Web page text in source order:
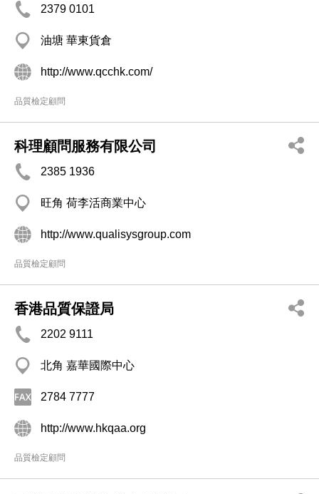
2379 0101
油塘 華東貨倉
http://www.qcchk.com/
品質檢定顧問
科理顧問服務有限公司
2385 1936
旺角 荷李活商業中心
http://www.qualisysgroup.com
品質檢定顧問
香港品質保證局
2202 9111
北角 嘉華國際中心
2784 7777
http://www.hkqaa.org
品質檢定顧問